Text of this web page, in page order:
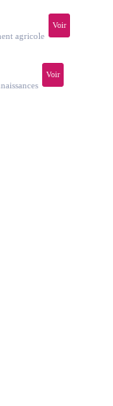
agricole
Voir
Voir